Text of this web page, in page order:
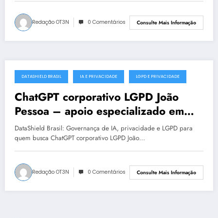
Redação OT3N 0 Comentários Consulte Mais Informação
julho 18, 2025
DATASHIELD BRASIL IA E PRIVACIDADE LGPD E PRIVACIDADE
ChatGPT corporativo LGPD João
Pessoa – apoio especializado em
proteção de dados
DataShield Brasil: Governança de IA, privacidade e LGPD para
quem busca ChatGPT corporativo LGPD João…
Redação OT3N 0 Comentários Consulte Mais Informação